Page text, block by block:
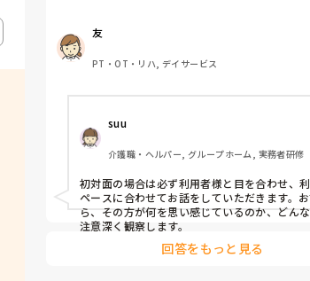
友
PT・OT・リハ, デイサービス
suu
介護職・ヘルパー, グループホーム, 実務者研修
初対面の場合は必ず利用者様と目を合わせ、
ペースに合わせてお話をしていただきます。
ら、その方が何を思い感じているのか、どん
注意深く観察します。
回答をもっと見る